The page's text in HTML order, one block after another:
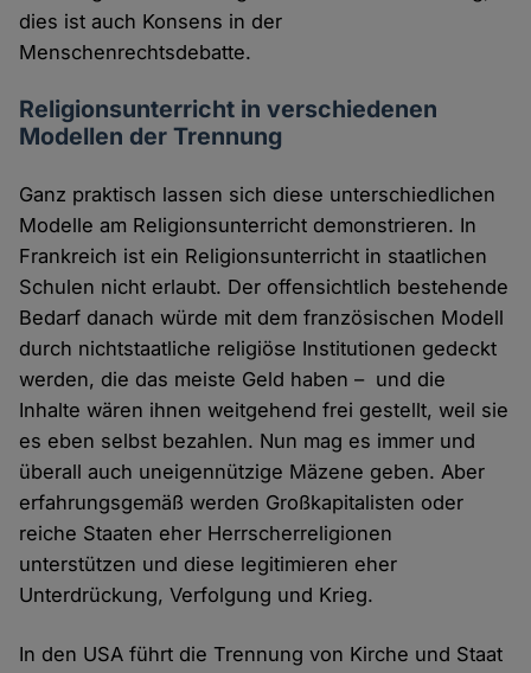
dies ist auch Konsens in der
Menschenrechtsdebatte.
Religionsunterricht in verschiedenen
Modellen der Trennung
Ganz praktisch lassen sich diese unterschiedlichen
Modelle am Religionsunterricht demonstrieren. In
Frankreich ist ein Religionsunterricht in staatlichen
Schulen nicht erlaubt. Der offensichtlich bestehende
Bedarf danach würde mit dem französischen Modell
durch nichtstaatliche religiöse Institutionen gedeckt
werden, die das meiste Geld haben – und die
Inhalte wären ihnen weitgehend frei gestellt, weil sie
es eben selbst bezahlen. Nun mag es immer und
überall auch uneigennützige Mäzene geben. Aber
erfahrungsgemäß werden Großkapitalisten oder
reiche Staaten eher Herrscherreligionen
unterstützen und diese legitimieren eher
Unterdrückung, Verfolgung und Krieg.
In den USA führt die Trennung von Kirche und Staat